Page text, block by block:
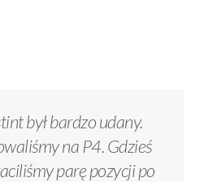
był bardzo udany.
na P4. Gdzieś
parę pozycji po